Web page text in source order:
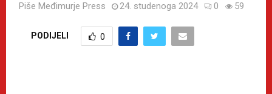
Piše Međimurje Press 24. studenoga 2024 0 59
PODIJELI 0